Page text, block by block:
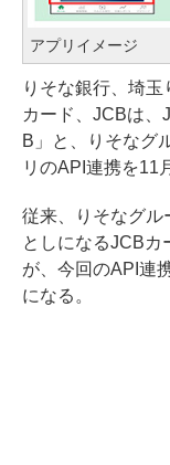
アプリイメージ
りそな銀行、埼
カード、JCBは、
B」と、りそなグ
リのAPI連携を11
従来、りそなグル
としになるJCBカ
が、今回のAPI連
になる。